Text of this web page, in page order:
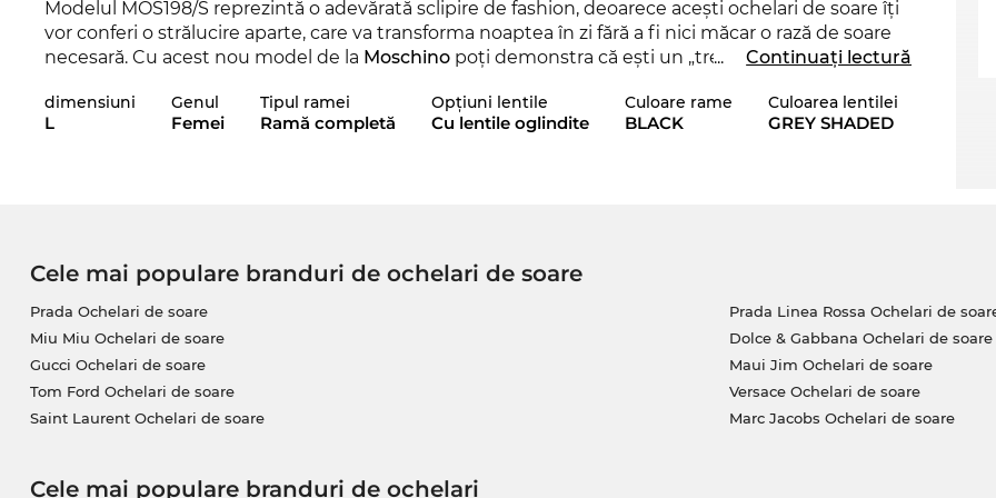
Modelul MOS198/S reprezintă o adevărată sclipire de fashion, deoarece aceşti ochelari de soare îţi
vor conferi o strălucire aparte, care va transforma noaptea în zi fără a fi nici măcar o rază de soare
necesară. Cu acest nou model de la Moschino poţi demonstra că eşti un „trend-setter“ veritabil.
deosebit pentru 2025. Modelul de ochelari MOS198/S este disponibil în shop-ul online Edel-Optics
şi în alte variante şic de la Moschino, din colecţiile 2024 şi 2025.
răsării şi soarele.
vei comanda acum, îţi asiguri preţul foarte bun şi garanţia că îţi vom expedia acest model
Moschinoexact în ziua în care ne vor fi nouă livraţi. În magazinul nostru online beneficiezi
constant de de preţuri mici. Acest model MOS198/S nu-l vei găsi nici măcar la reducere atât de
avantajos.
... Continuați lectură
dimensiuni
L
Genul
Femei
Tipul ramei
Ramă completă
Opțiuni lentile
Cu lentile oglindite
Culoare rame
BLACK
Culoarea lentilei
GREY SHADED
Cele mai populare branduri de ochelari de soare
Prada Ochelari de soare
Miu Miu Ochelari de soare
Gucci Ochelari de soare
Tom Ford Ochelari de soare
Saint Laurent Ochelari de soare
Prada Linea Rossa Ochelari de
Dolce & Gabbana Ochelari de soare
Maui Jim Ochelari de soare
Versace Ochelari de soare
Marc Jacobs Ochelari de soare
Cele mai populare branduri de ochelari